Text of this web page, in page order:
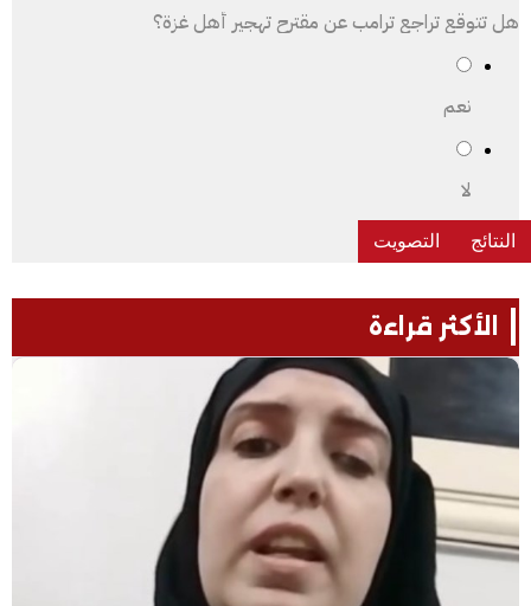
هل تتوقع تراجع ترامب عن مقترح تهجير أهل غزة؟
نعم
لا
الأكثر قراءة